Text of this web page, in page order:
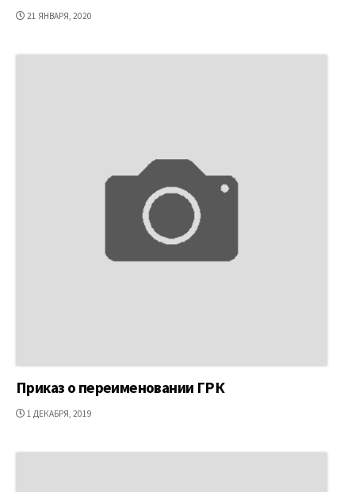
ДАТА
21 ЯНВАРЯ, 2020
Приказ о переименовании ГРК
ДАТА
1 ДЕКАБРЯ, 2019